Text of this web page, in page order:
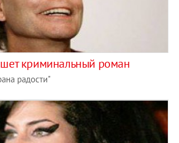
криминальный роман
радости"